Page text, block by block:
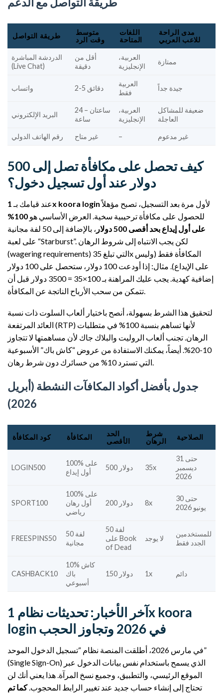
طريقة التواصل
متوسط
وقت الرد
اللغات
المتاحة
مدى الراحة
للاعب العربي
الدردشة المباشرة
(Live Chat)
أقل من
دقيقة
العربية،
الإنجليزية
ممتازة
واتساب 2-5 دقائق
العربية
فقط
جيدة جداً
البريد الإلكتروني
ساعتان – 24
ساعة
العربية،
الإنجليزية
ضعيفة للمشاكل
العاجلة
رقم الهاتف الدولي غير متاح – غير مدعوم
كيف تحصل على مكافأة تصل إلى 500
دولار عند أول تسجيل دخول؟
عند قيامك بـ1x koora loginلأول مرة بعد التسجيل، تصبح مؤهلاً
للحصول على مكافأة ترحيبية سخية. العرض الأساسي هو
100%
على أول إيداع بحد أقصى 500 دولار
، بالإضافة إلى 50 لفة مجانية
على لعبة “Starburst”. لكن يجب الانتباه إلى شروط الرهان
(wagering requirements) التي تبلغ 35x المكافأة فقط (وليس
على الإيداع). مثال: إذا أودعت 100 دولار، ستحصل على 100 دولار
إضافية كهدية. يجب عليك المراهنة بـ 100×35 = 3500 دولار قبل أن
لتحقيق هذا الشرط بسهولة، أنصح باختيار ألعاب السلوت ذات نسبة
العائد المرتفعة (RTP) لأنها تساهم بنسبة 100% في متطلبات
الرهان. تجنب ألعاب الروليت والبلاك جاك لأن مساهمتها لا تتجاوز
10-20%. أيضاً، يمكنك الاستفادة من عروض “كاش باك” الأسبوعية
جدول بأفضل أكواد المكافآت النشطة (أبريل
2026)
كود المكافأة المكافأة
الحد
الأقصى
شرط
الرهان
الصلاحية
LOGIN500
100% على
أول إيداع
500 دولار 35x
حتى 31
ديسمبر
2026
SPORT100
100% على
أول رهان
رياضي
200 دولار 8x
حتى 30
يونيو 2026
FREESPINS50
50 لفة
مجانية
50 لفة
على Book
of Dead
لا يوجد
للمستخدمين
الجدد فقط
CASHBACK10
10% كاش
باك
أسبوعي
150 دولار 1x دائم
آخر الأخبار: تحديثات نظام 1x koora
login في 2026 وتجاوز الحجب
في مارس 2026، أطلقت المنصة نظام “تسجيل الدخول الموحد”
(Single Sign-On) الذي يسمح باستخدام نفس بيانات الدخول عبر
الموقع الرئيسي، والتطبيق، وجميع نسخ المرآة. هذا يعني أنك لن
تحتاج إلى إنشاء حساب جديد عند تغيير الرابط المحجوب.كما تم